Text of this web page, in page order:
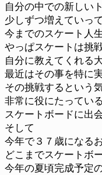
自分の中での新しい
少しずつ増えていっ
今までのスケート人
やっぱスケートは挑
自分に教えてくれる
最近はその事を特に
その挑戦するという
非常に役にたってい
スケートボードに出
そして
今年で３７歳になる
どこまでスケートボ
今年の夏頃完成予定